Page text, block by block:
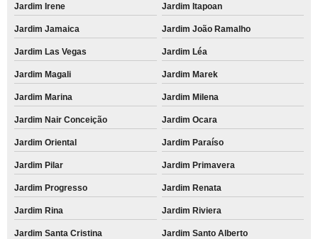
Jardim Irene Jardim Itapoan
Jardim Jamaica Jardim João Ramalho
Jardim Las Vegas Jardim Léa
Jardim Magali Jardim Marek
Jardim Marina Jardim Milena
Jardim Nair Conceição Jardim Ocara
Jardim Oriental Jardim Paraíso
Jardim Pilar Jardim Primavera
Jardim Progresso Jardim Renata
Jardim Rina Jardim Riviera
Jardim Santa Cristina Jardim Santo Alberto